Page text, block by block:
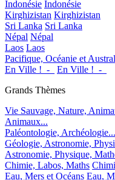
Indonésie Indonésie
Kirghizistan Kirghizistan
Sri Lanka Sri Lanka
Népal Népal
Laos Laos
Pacifique, Océanie et
En Ville !_-_
En Ville !_-_
Grands Thèmes
Vie Sauvage, Nature,
Animaux...
Paléontologie, Archéologie...
Géologie, Astronomie,
Astronomie, Physique,
Chimie, Labos, Maths
Eau, Mers et Océans Eau,